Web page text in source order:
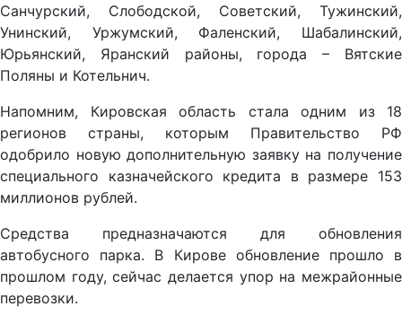
Санчурский, Слободской, Советский, Тужинский,
Унинский, Уржумский, Фаленский, Шабалинский,
Юрьянский, Яранский районы, города – Вятские
Поляны и Котельнич.
Напомним, Кировская область стала одним из 18
регионов страны, которым Правительство РФ
одобрило новую дополнительную заявку на получение
специального казначейского кредита в размере 153
миллионов рублей.
Средства предназначаются для обновления
автобусного парка. В Кирове обновление прошло в
прошлом году, сейчас делается упор на межрайонные
перевозки.